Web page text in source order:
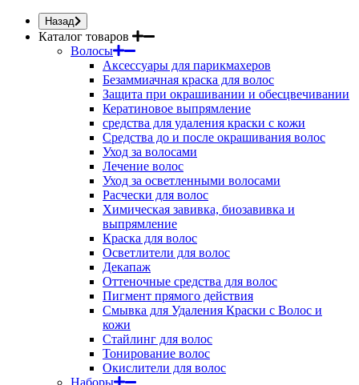
Назад
Каталог товаров
Волосы
Аксессуары для парикмахеров
Безаммиачная краска для волос
Защита при окрашивании и обесцвечивании
Кератиновое выпрямление
средства для удаления краски с кожи
Средства до и после окрашивания волос
Уход за волосами
Лечение волос
Уход за осветленными волосами
Расчески для волос
Химическая завивка, биозавивка и
выпрямление
Краска для волос
Осветлители для волос
Декапаж
Оттеночные средства для волос
Пигмент прямого действия
Смывка для Удаления Краски с Волос и
кожи
Стайлинг для волос
Тонирование волос
Окислители для волос
Наборы